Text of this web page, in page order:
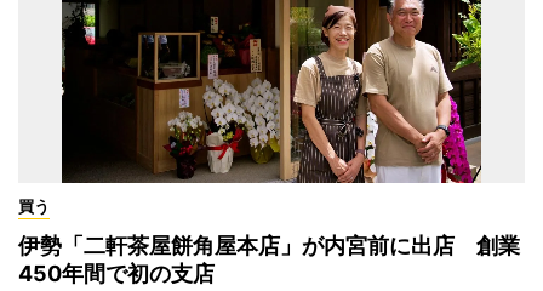
買う
伊勢「二軒茶屋餅角屋本店」が内宮前に出店 創業
450年間で初の支店